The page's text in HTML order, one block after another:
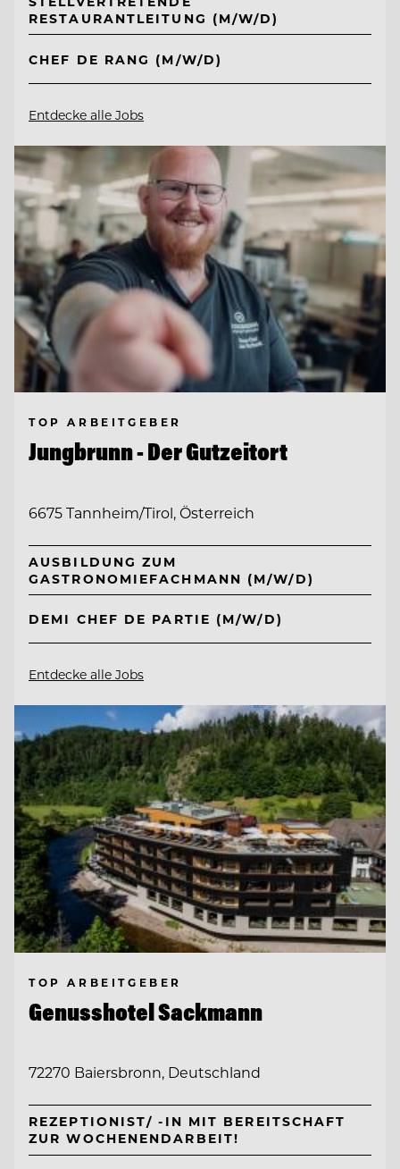
RESTAURANTLEITUNG (M/W/D)
CHEF DE RANG (M/W/D)
Entdecke alle Jobs
TOP ARBEITGEBER
Jungbrunn - Der Gutzeitort
6675 Tannheim/Tirol, Österreich
AUSBILDUNG ZUM
GASTRONOMIEFACHMANN (M/W/D)
DEMI CHEF DE PARTIE (M/W/D)
Entdecke alle Jobs
TOP ARBEITGEBER
Genusshotel Sackmann
72270 Baiersbronn, Deutschland
REZEPTIONIST/ -IN MIT BEREITSCHAFT
ZUR WOCHENENDARBEIT!